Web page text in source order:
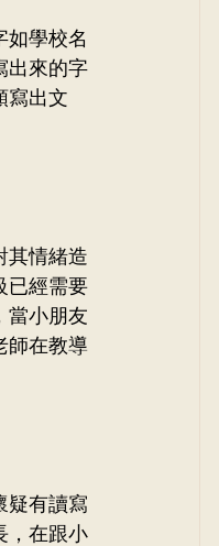
如學校名
出來的字
寫出文
其情緒造
已經需要
當小朋友
師在教導
疑有讀寫
，在跟小